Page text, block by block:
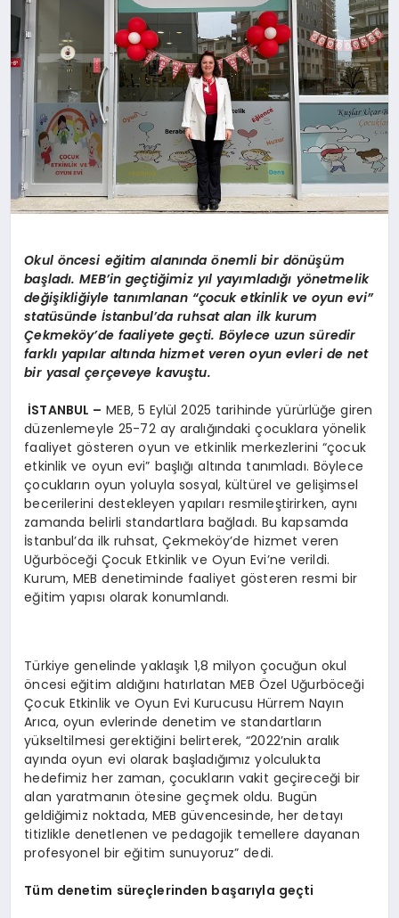
YAŞAM
Okul öncesi eğitim alanındaönemli bir dönüşüm
başladı. MEB’in geçtiğimiz yıl yayımladığı yönetmelik
değişikliğiyle tanımlanan “çocuk etkinlik ve oyun evi”
statüsünde İstanbul’daruhsat alan ilk kurum
Çekmeköy’de faaliyete geçti. Böylece uzun süredir
farklıyapılar altında hizmet veren oyun evleri de net
bir yasalçerçeveye kavuştu.
İSTANBUL – MEB, 5 Eylül 2025 tarihinde yürürlüğe giren
düzenlemeyle 25-72 ay aralığındaki çocuklara yönelik
faaliyet gösteren oyun ve etkinlik merkezlerini “çocuk
etkinlik ve oyun evi” başlığı altında tanımladı. Böylece
çocukların oyun yoluyla sosyal, kültürel ve gelişimsel
becerilerini destekleyen yapıları resmileştirirken, aynı
zamanda belirli standartlara bağladı. Bu kapsamda
İstanbul’da ilk ruhsat, Çekmeköy’de hizmet veren
Uğurböceği Çocuk Etkinlik ve Oyun Evi’ne verildi.
Kurum, MEB denetiminde faaliyet gösteren resmi bir
eğitim yapısı olarak konumlandı.
Türkiye genelinde yaklaşık 1,8 milyon çocuğun okul
öncesi eğitim aldığını hatırlatan MEB Özel Uğurböceği
Çocuk Etkinlik ve Oyun Evi Kurucusu Hürrem Nayın
Arıca, oyun evlerinde denetim ve standartların
yükseltilmesi gerektiğini belirterek, “2022’nin aralık
ayında oyun evi olarak başladığımız yolculukta
hedefimiz her zaman, çocukların vakit geçireceği bir
alan yaratmanın ötesine geçmek oldu. Bugün
geldiğimiz noktada, MEB güvencesinde, her detayı
titizlikle denetlenen ve pedagojik temellere dayanan
profesyonel bir eğitim sunuyoruz” dedi.
Tüm denetim süreçlerinden başarıyla geçti